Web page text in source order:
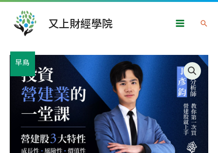
又上財經學院
Menu搜
早鳥
原
價
格：
NT$9,888。
目
前
價
格：
NT$4,588。
投